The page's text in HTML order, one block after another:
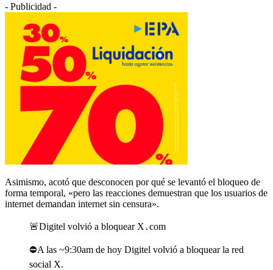
- Publicidad -
Asimismo, acotó que desconocen por qué se levantó el bloqueo de
forma temporal, «pero las reacciones demuestran que los usuarios de
internet demandan internet sin censura».
🚨Digitel volvió a bloquear X․com
⛔️A las ~9:30am de hoy Digitel volvió a bloquear la red
social X.